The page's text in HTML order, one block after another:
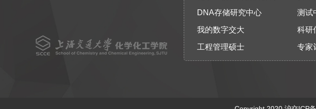
DNA存储研究中心 测试
我的数字交大 科研
工程管理硕士 专家